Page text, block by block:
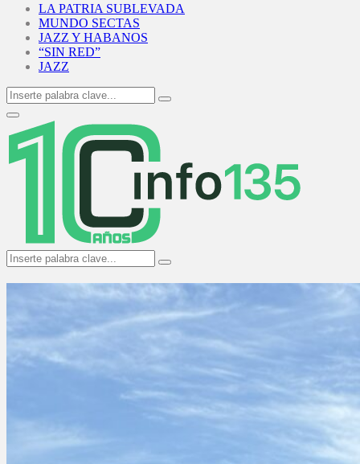
LA PATRIA SUBLEVADA
MUNDO SECTAS
JAZZ Y HABANOS
“SIN RED”
JAZZ
Search
for:
Search
Primary
Menu
Search
for:
Search